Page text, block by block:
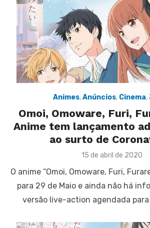
Animes,Anúncios, Cinema,
Omoi, Omoware, Furi,
Anime tem lançamento
ao surto de
Posted
15 de abril de 2020
O anime “Omoi, Omoware, Furi,
para 29 de Maio e ainda não há
versão live-action agendada para